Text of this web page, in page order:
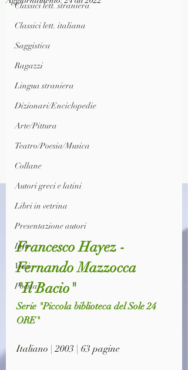
Classici lett. straniera
Classici lett. italiana
Saggistica
Ragazzi
Lingua straniera
Dizionari/Enciclopedie
Arte/Pittura
Teatro/Poesia/Musica
Collane
Autori greci e latini
Libri in vetrina
Presentazione autori
Info
Vari
Poesia
Francesco Hayez -
Fernando Mazzocca
"Il Bacio"
Serie "Piccola biblioteca del Sole 24
ORE"
Italiano | 2003 | 63 pagine